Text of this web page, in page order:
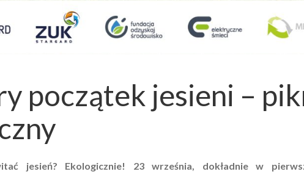
początek jesieni –
jesień? Ekologicznie! 23 września, dokładnie w